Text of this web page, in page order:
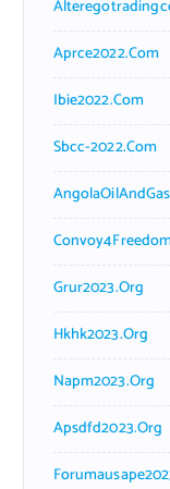
Aprce2022.com
Ibie2022.com
Sbcc-2022.com
Grur2023.org
Hkhk2023.org
Napm2023.org
Apsdfd2023.org